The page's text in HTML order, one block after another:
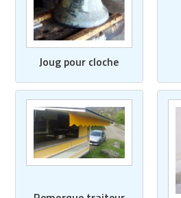
Tables de préparation réfrigérées
Ustensile de cuisine
Vaisselle restaurant
Vitrines réfrigérées
Joug pour cloche